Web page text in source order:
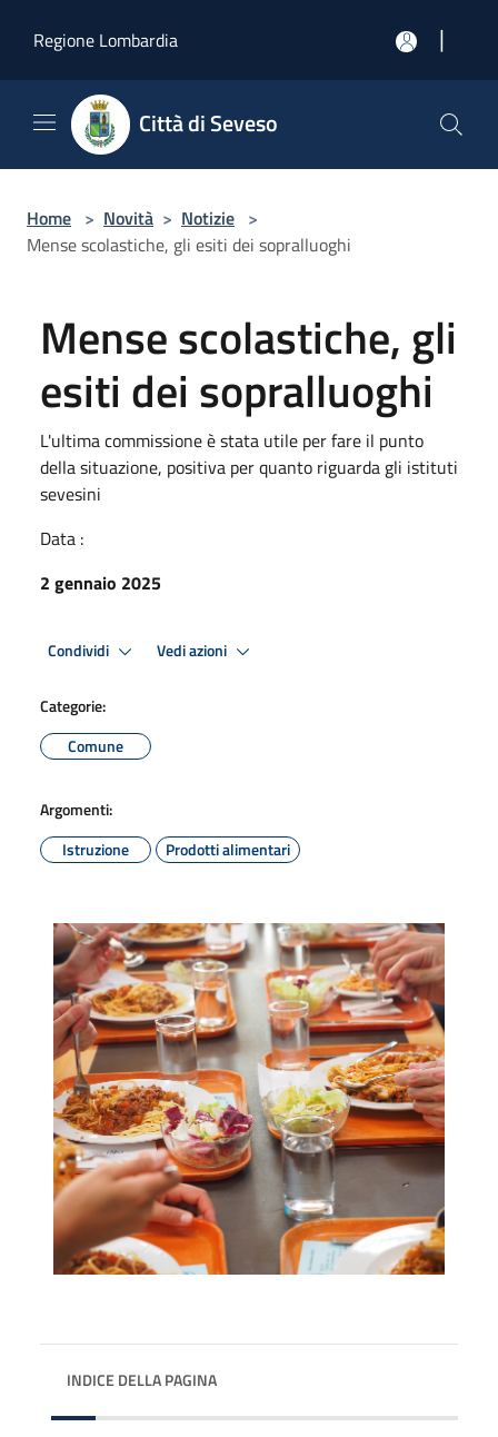
Regione Lombardia
|
Città di Seveso
Home > Novità > Notizie >
Mense scolastiche, gli esiti dei sopralluoghi
Mense scolastiche, gli
esiti dei sopralluoghi
L'ultima commissione è stata utile per fare il punto
della situazione, positiva per quanto riguarda gli istituti
sevesini
Data :
2 gennaio 2025
Condividi Vedi azioni
Categorie:
Comune
Argomenti:
Istruzione
Prodotti alimentari
INDICE DELLA PAGINA